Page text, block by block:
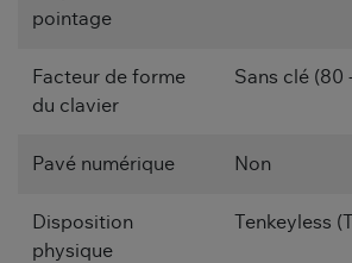
pointage
Facteur de forme
du clavier
Sans clé (80
Pavé numérique Non
Disposition
physique
Tenkeyless